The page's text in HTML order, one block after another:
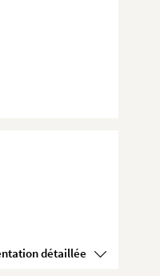
Voir la présentation détaillée